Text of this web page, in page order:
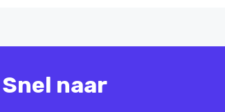
Snel naar